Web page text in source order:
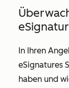
In Ihren
eSignatures
haben und